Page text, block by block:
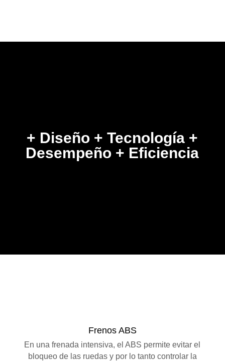
+ Diseño + Tecnología +
Desempeño + Eficiencia
Frenos ABS
En una frenada intensiva, el ABS permite evitar el
bloqueo de las ruedas y por lo tanto controlar la